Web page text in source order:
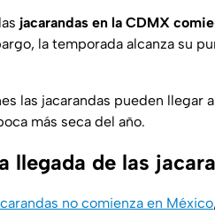
jacarandas en la CDMX
la temporada alcanza su
las jacarandas pueden
más seca del año.
llegada de las
no comienza en México